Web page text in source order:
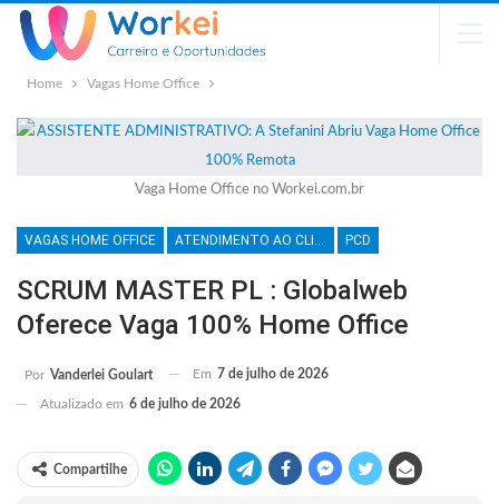
Home Vagas Home Office
Vaga Home Office no Workei.com.br
VAGAS HOME OFFICE ATENDIMENTO AO CLIENTE PCD
SCRUM MASTER PL : Globalweb
Oferece Vaga 100% Home Office
Por Vanderlei Goulart Em 7 de julho de 2026
Atualizado em 6 de julho de 2026
Compartilhe